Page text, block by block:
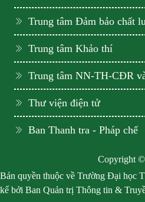
Trung tâm Đảm bảo chất
Trung tâm Khảo thí
Trung tâm NN-TH-CĐR
Thư viện điện tử
Ban Thanh tra - Pháp chế
Copyright
Bản quyền thuộc về Trường Đại học
kế bởi Ban Quản trị Thông tin &